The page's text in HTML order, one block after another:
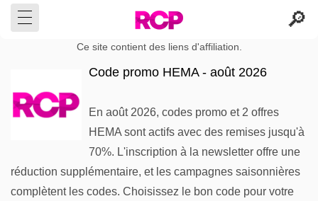
Ce site contient des liens d'affiliation.
Code promo HEMA - août 2026
En août 2026, codes promo et 2 offres
HEMA sont actifs avec des remises jusqu'à
70%. L'inscription à la newsletter offre une
réduction supplémentaire, et les campagnes saisonnières
complètent les codes. Choisissez le bon code pour votre